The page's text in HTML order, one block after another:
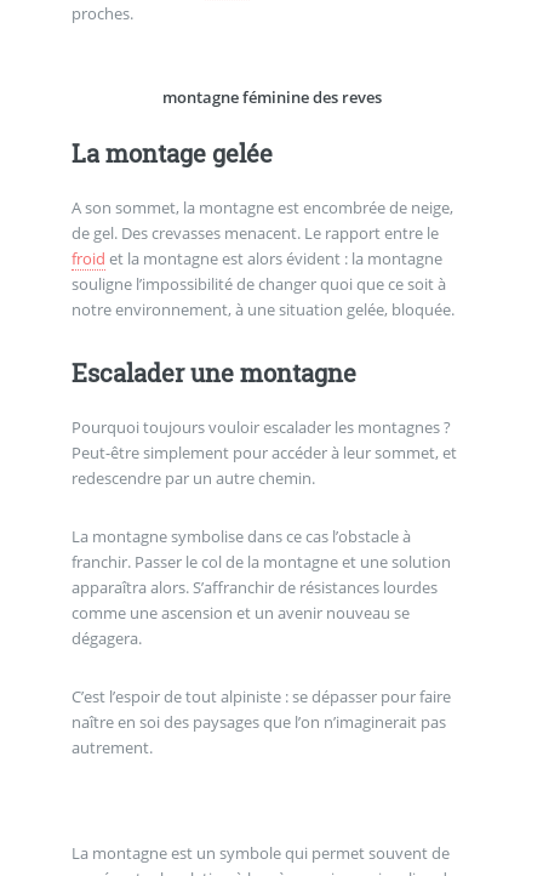
proches.
montagne féminine des reves
La montage gelée
A son sommet, la montagne est encombrée de neige,
de gel. Des crevasses menacent. Le rapport entre le
froid et la montagne est alors évident : la montagne
souligne l’impossibilité de changer quoi que ce soit à
notre environnement, à une situation gelée, bloquée.
Escalader une montagne
Pourquoi toujours vouloir escalader les montagnes ?
Peut-être simplement pour accéder à leur sommet, et
redescendre par un autre chemin.
La montagne symbolise dans ce cas l’obstacle à
franchir. Passer le col de la montagne et une solution
apparaîtra alors. S’affranchir de résistances lourdes
comme une ascension et un avenir nouveau se
dégagera.
C’est l’espoir de tout alpiniste : se dépasser pour faire
naître en soi des paysages que l’on n’imaginerait pas
autrement.
La montagne est un symbole qui permet souvent de